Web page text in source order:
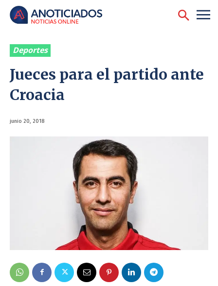
Deportes
Jueces para el partido ante
Croacia
junio 20, 2018